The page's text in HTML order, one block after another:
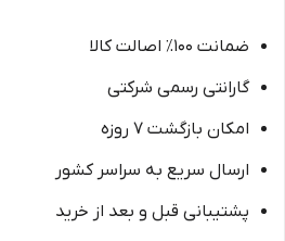
ضمانت 100٪ اصالت کالا
گارانتی رسمی شرکتی
امکان بازگشت 7 روزه
ارسال سریع به سراسر کشور
پشتیبانی قبل و بعد از خرید